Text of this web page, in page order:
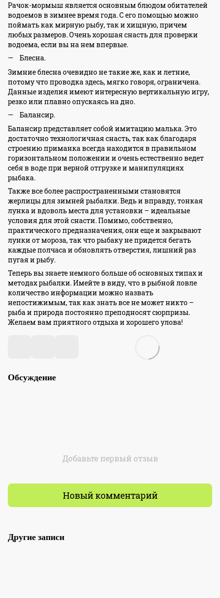
Рачок-мормыш является основным блюдом обитателей
водоемов в зимнее время года. С его помощью можно
поймать как мирную рыбу, так и хищную, причем
любых размеров. Очень хорошая снасть для проверки
водоема, если вы на нем впервые.
Блесна.
Зимние блесна очевидно не такие же, как и летние,
потому что проводка здесь, мягко говоря, ограничена.
Данные изделия имеют интересную вертикальную игру,
резко или плавно опускаясь на дно.
Балансир.
Балансир представляет собой имитацию малька. Это
достаточно технологичная снасть, так как благодаря
строению приманка всегда находится в правильном
горизонтальном положении и очень естественно ведет
себя в воде при верной отгрузке и манипуляциях
рыбака.
Также все более распространенными становятся
жерлицы для зимней рыбалки. Ведь и вправду, тонкая
лунка и вдоволь места для установки – идеальные
условия для этой снасти. Помимо, собственно,
практического предназначения, они еще и закрывают
лунки от мороза, так что рыбаку не придется бегать
каждые полчаса и обновлять отверстия, лишний раз
пугая и рыбу.
Теперь вы знаете немного больше об основных типах и
методах рыбалки. Имейте в виду, что в рыбной ловле
количество информации можно назвать
непостижимым, так как знать все не может никто –
рыба и природа постоянно преподносят сюрпризы.
Желаем вам приятного отдыха и хорошего улова!
Обсуждение
Добавьте первый отзыв
Новый комментарий
Другие записи